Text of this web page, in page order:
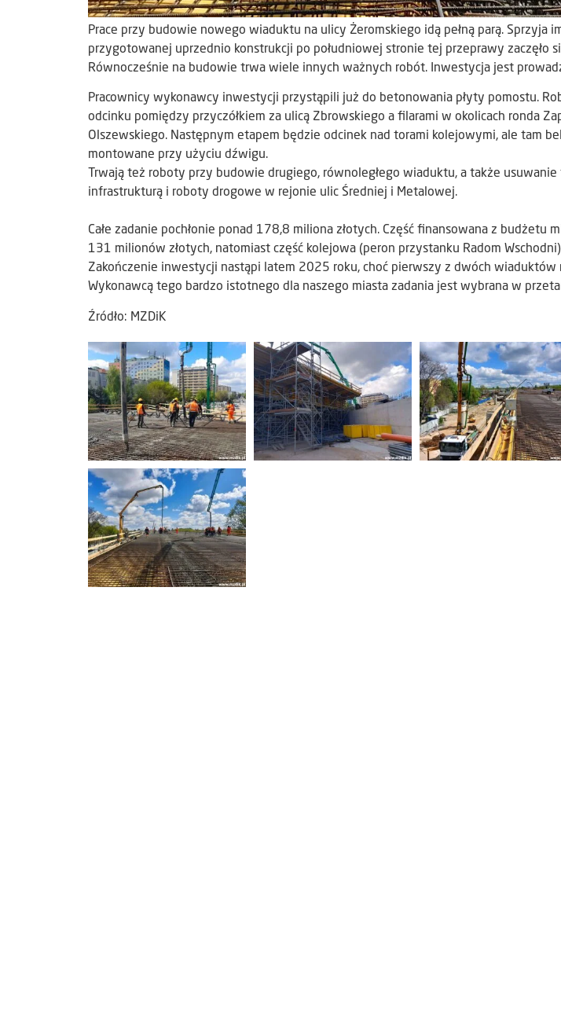
Prace przy budowie nowego wiaduktu na ulicy Żeromskiego idą pełną parą. Sprzyja
przygotowanej uprzednio konstrukcji po południowej stronie tej przeprawy zaczęło
Równocześnie na budowie trwa wiele innych ważnych robót. Inwestycja jest
Pracownicy wykonawcy inwestycji przystąpili już do betonowania płyty pomostu.
odcinku pomiędzy przyczółkiem za ulicą Zbrowskiego a filarami w okolicach ronda
Olszewskiego. Następnym etapem będzie odcinek nad torami kolejowymi, ale tam
montowane przy użyciu dźwigu.
Trwają też roboty przy budowie drugiego, równoległego wiaduktu, a także
infrastrukturą i roboty drogowe w rejonie ulic Średniej i Metalowej.
Całe zadanie pochłonie ponad 178,8 miliona złotych. Część finansowana z budżetu
131 milionów złotych, natomiast część kolejowa (peron przystanku Radom
Zakończenie inwestycji nastąpi latem 2025 roku, choć pierwszy z dwóch
Wykonawcą tego bardzo istotnego dla naszego miasta zadania jest wybrana w
Źródło: MZDiK